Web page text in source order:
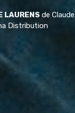
LAURENS de
Distribution